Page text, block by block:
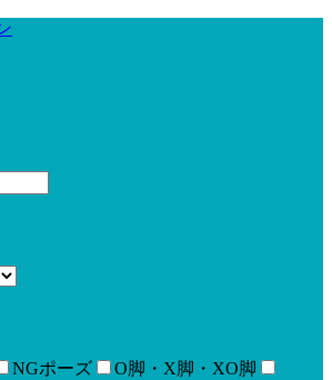
NGポーズ
O脚・X脚・XO脚